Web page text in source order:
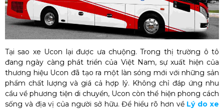
Tại sao xe Ucon lại được ưa chuộng. Trong thị trường ô tô
đang ngày càng phát triển của Việt Nam, sự xuất hiện của
thương hiệu Ucon đã tạo ra một làn sóng mới với những sản
phẩm chất lượng và giá cả hợp lý. Không chỉ đáp ứng nhu
cầu về phương tiện di chuyển, Ucon còn thể hiện phong cách
sống và địa vị của người sở hữu. Để hiểu rõ hơn về Lý do xe